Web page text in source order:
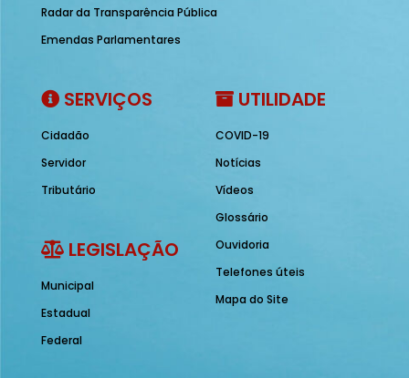
Radar da Transparência Pública
Emendas Parlamentares
SERVIÇOS
Cidadão
Servidor
Tributário
LEGISLAÇÃO
Municipal
Estadual
Federal
UTILIDADE
COVID-19
Notícias
Vídeos
Glossário
Ouvidoria
Telefones úteis
Mapa do Site